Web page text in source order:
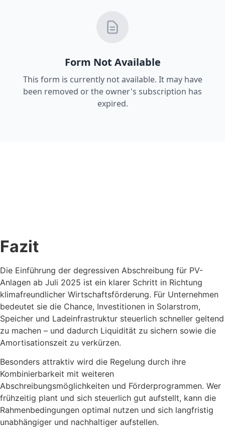
Fazit
Die Einführung der degressiven Abschreibung für PV-
Anlagen ab Juli 2025 ist ein klarer Schritt in Richtung
klimafreundlicher Wirtschaftsförderung. Für Unternehmen
bedeutet sie die Chance, Investitionen in Solarstrom,
Speicher und Ladeinfrastruktur steuerlich schneller geltend
zu machen – und dadurch Liquidität zu sichern sowie die
Amortisationszeit zu verkürzen.
Besonders attraktiv wird die Regelung durch ihre
Kombinierbarkeit mit weiteren
Abschreibungsmöglichkeiten und Förderprogrammen. Wer
frühzeitig plant und sich steuerlich gut aufstellt, kann die
Rahmenbedingungen optimal nutzen und sich langfristig
unabhängiger und nachhaltiger aufstellen.